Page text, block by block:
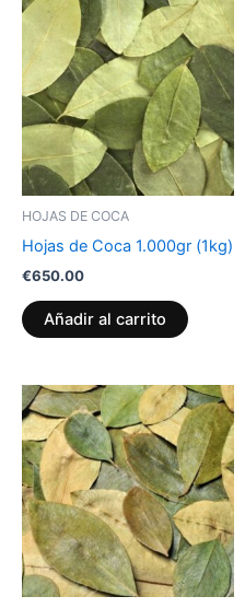
HOJAS DE COCA
Hojas de Coca 1.000gr (1kg)
€650.00
Añadir al carrito